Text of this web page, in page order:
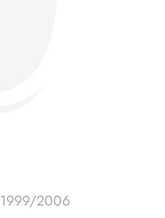
1999/2006